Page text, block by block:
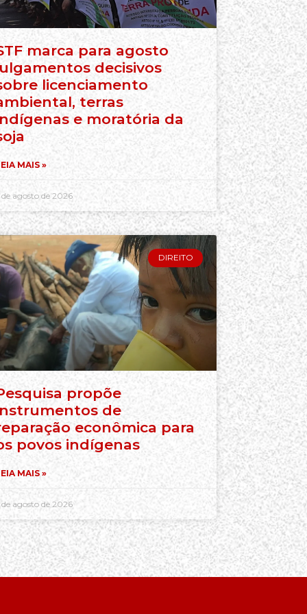
marca para agosto
decisivos
licenciamento
terras
e moratória da
MAIS »
de agosto de 2026
DIREITO
propõe
de
econômica para
povos indígenas
MAIS »
de agosto de 2026